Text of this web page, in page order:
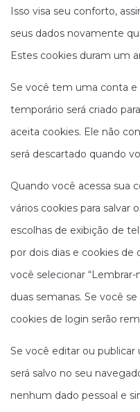
Isso visa seu conforto,
seus dados novamente
Estes cookies duram um
Se você tem uma conta e
temporário será criado
aceita cookies. Ele não
será descartado quando
Quando você acessa sua
vários cookies para salvar
escolhas de exibição de
por dois dias e cookies de
você selecionar
duas semanas. Se você
cookies de login serão
Se você editar ou
será salvo no seu
nenhum dado pessoal e